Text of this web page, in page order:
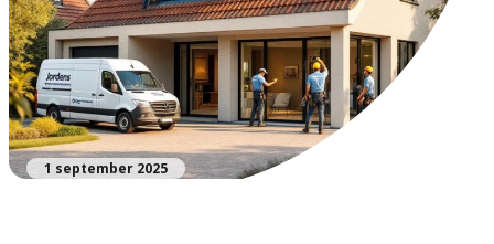
1 september 2025